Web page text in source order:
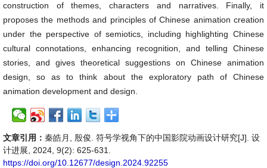
construction of themes, characters and narratives. Finally, it
proposes the methods and principles of Chinese animation creation
under the perspective of semiotics, including highlighting Chinese
cultural connotations, enhancing recognition, and telling Chinese
stories, and gives theoretical suggestions on Chinese animation
design, so as to think about the exploratory path of Chinese
animation development and design.
文章引用： 秦皓月, 殷俊. 符号学视角下的中国影院动画设计研究[J]. 设
计进展, 2024, 9(2): 625-631.
https://doi.org/10.12677/design.2024.92255